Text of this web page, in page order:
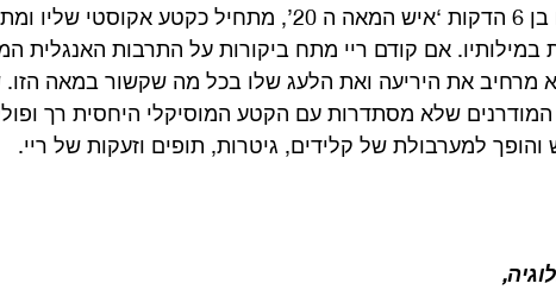
הקטע הפותח את האלבום בן 6 הדקות ‘איש המאה ה 20’, מתחיל כקטע
במילותיו. אם קודם ריי מתח ביקורות על התרבות האנגלית
מרחיב את היריעה ואת הלעג שלו בכל מה שקשור במאה הזו.
המודרנים שלא מסתדרות עם הקטע המוסיקלי היחסית רך
למערבולת של קלידים, גיטרות, תופים וזעקות של ריי.